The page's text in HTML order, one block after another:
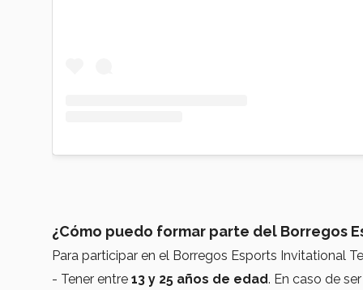
¿Cómo puedo formar parte del Borregos
Para participar en el Borregos Esports Invitational
- Tener entre 13 y 25 años de edad. En caso de